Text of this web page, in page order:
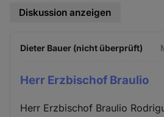
Diskussion anzeigen
Dieter Bauer (nicht überprüft)
Herr Erzbischof Braulio
Herr Erzbischof Braulio